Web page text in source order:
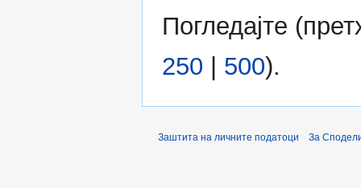
Погледајте (
250 | 500).
Заштита на личните податоци За